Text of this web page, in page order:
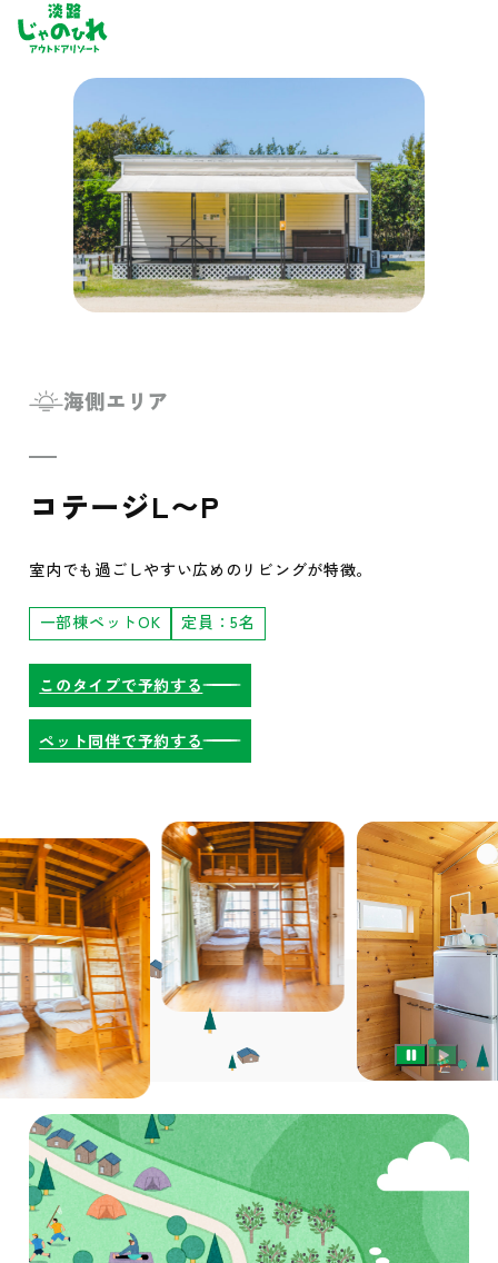
遊ぶ
フィッシン
筏釣りセン
シーカヤッ
泊まる
オートキャ
コテージ
エアストリ
レンタル品
体験する
船上フィ
レンタルボ
マリンクラ
サウナ
海側エリア
コテージL〜P
室内でも過ごしやすい広めのリビングが特徴。
一部棟ペットOK 定員：5名
このタイプで予約する
ペット同伴で予約する